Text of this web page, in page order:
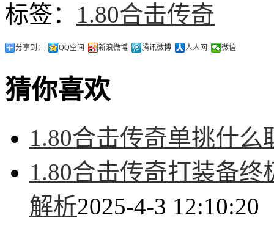
标签： 1.80合击传奇
分享到： QQ空间 新浪微博 腾讯微博 人人网 微信
猜你喜欢
1.80合击传奇单挑什么
1.80合击传奇打装备
解析2025-4-3 12:10:20